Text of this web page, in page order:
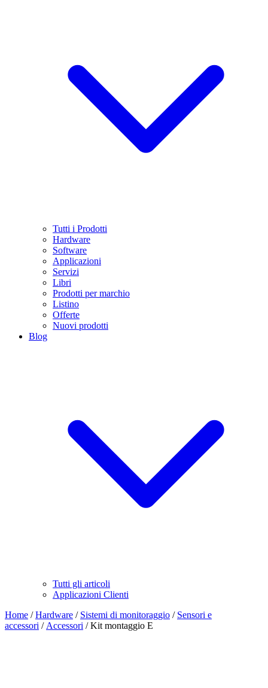
Tutti i Prodotti
Hardware
Software
Applicazioni
Servizi
Libri
Prodotti per marchio
Listino
Offerte
Nuovi prodotti
Blog
Tutti gli articoli
Applicazioni Clienti
Home /Hardware / Sistemi di monitoraggio / Sensori e
accessori / Accessori / Kit montaggio E